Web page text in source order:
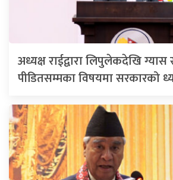
अध्यक्ष राईद्वारा लिपुलेकदेखि
पीडितसम्मका विषयमा सरकारको